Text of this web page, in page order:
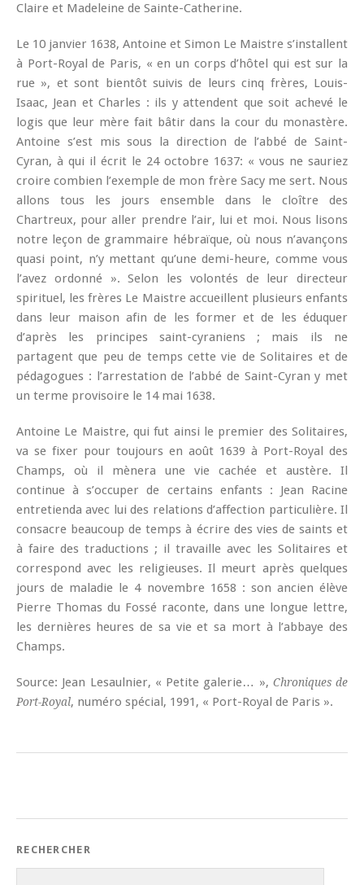
Claire et Madeleine de Sainte-Catherine.
Le 10 janvier 1638, Antoine et Simon Le Maistre s’installent
à Port-Royal de Paris, « en un corps d’hôtel qui est sur la
rue », et sont bientôt suivis de leurs cinq frères, Louis-
Isaac, Jean et Charles : ils y attendent que soit achevé le
logis que leur mère fait bâtir dans la cour du monastère.
Antoine s’est mis sous la direction de l’abbé de Saint-
Cyran, à qui il écrit le 24 octobre 1637: « vous ne sauriez
croire combien l’exemple de mon frère Sacy me sert. Nous
allons tous les jours ensemble dans le cloître des
Chartreux, pour aller prendre l’air, lui et moi. Nous lisons
notre leçon de grammaire hébraïque, où nous n’avançons
quasi point, n’y mettant qu’une demi-heure, comme vous
l’avez ordonné ». Selon les volontés de leur directeur
spirituel, les frères Le Maistre accueillent plusieurs enfants
dans leur maison afin de les former et de les éduquer
d’après les principes saint-cyraniens ; mais ils ne
partagent que peu de temps cette vie de Solitaires et de
pédagogues : l’arrestation de l’abbé de Saint-Cyran y met
un terme provisoire le 14 mai 1638.
Antoine Le Maistre, qui fut ainsi le premier des Solitaires,
va se fixer pour toujours en août 1639 à Port-Royal des
Champs, où il mènera une vie cachée et austère. Il
continue à s’occuper de certains enfants : Jean Racine
entretienda avec lui des relations d’affection particulière. Il
consacre beaucoup de temps à écrire des vies de saints et
à faire des traductions ; il travaille avec les Solitaires et
correspond avec les religieuses. Il meurt après quelques
jours de maladie le 4 novembre 1658 : son ancien élève
Pierre Thomas du Fossé raconte, dans une longue lettre,
les dernières heures de sa vie et sa mort à l’abbaye des
Champs.
Source: Jean Lesaulnier, « Petite galerie… », Chroniques de
Port-Royal, numéro spécial, 1991, « Port-Royal de Paris ».
RECHERCHER